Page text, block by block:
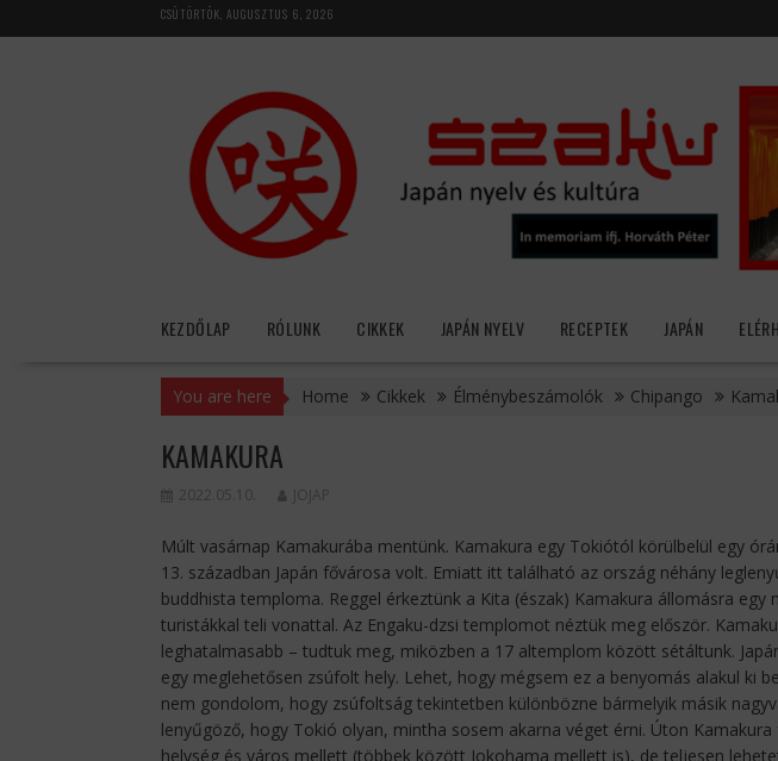
to
CSÜTÖRTÖK, AUGUSZTUS 6, 2026
KEZDŐLAP RÓLUNK CIKKEK JAPÁN NYELV RECEPTEK JAPÁN
You are here Home Cikkek Élménybeszámolók Chipango
KAMAKURA
2022.05.10. JOJAP
Múlt vasárnap Kamakurába mentünk. Kamakura egy Tokiótól körülbelül egy
13. században Japán fővárosa volt. Emiatt itt található az ország néhány
buddhista temploma. Reggel érkeztünk a Kita (észak) Kamakura állomásra egy
turistákkal teli vonattal. Az Engaku-dzsi templomot néztük meg először.
leghatalmasabb – tudtuk meg, miközben a 17 altemplom között sétáltunk.
egy meglehetősen zsúfolt hely. Lehet, hogy mégsem ez a benyomás alakul ki
nem gondolom, hogy zsúfoltság tekintetben különbözne bármelyik másik
lenyűgöző, hogy Tokió olyan, mintha sosem akarna véget érni. Úton
helység és város mellett (többek között Jokohama mellett is), de teljesen